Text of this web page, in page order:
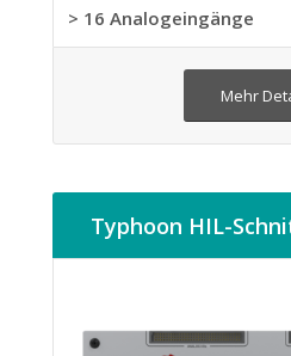
> 16 Analogeingänge
Mehr
Typhoon HIL-